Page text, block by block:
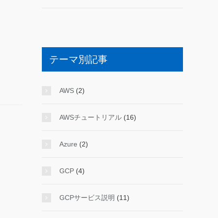
テーマ別記事
AWS (2)
AWSチュートリアル (16)
Azure (2)
GCP (4)
GCPサービス説明 (11)